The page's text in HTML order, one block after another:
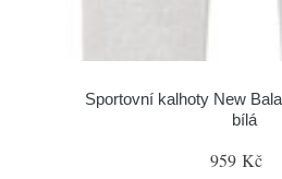
Sportovní kalhoty New
bílá
959 Kč